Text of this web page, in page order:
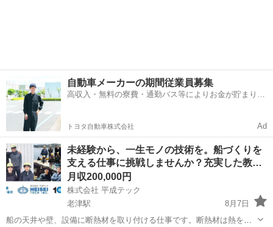
自動車メーカーの期間従業員募集
高収入・無料の寮費・通勤バス等によりお金が貯まりや
トヨタ自動車株式会社 Ad
未経験から、一生モノの技術を。船づくりを
支える仕事に挑戦しませんか？充実した教…
月収200,000円
株式会社 平成テック
老津駅
8月7日
船の天井や壁、設備に断熱材を取り付ける仕事です。断熱材は熱を伝